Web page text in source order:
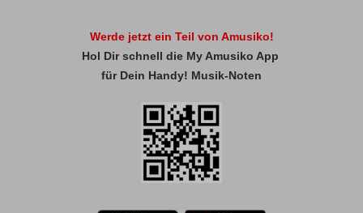
Werde jetzt ein Teil von Amusiko!
Hol Dir schnell die My Amusiko App
für Dein Handy! Musik-Noten